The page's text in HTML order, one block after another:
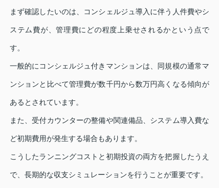
まず確認したいのは、コンシェルジュ導入に伴う人件費やシ
ステム費が、管理費にどの程度上乗せされるかという点で
す。
一般的にコンシェルジュ付きマンションは、同規模の通常マ
ンションと比べて管理費が数千円から数万円高くなる傾向が
あるとされています。
また、受付カウンターの整備や関連備品、システム導入費な
ど初期費用が発生する場合もあります。
こうしたランニングコストと初期投資の両方を把握したうえ
で、長期的な収支シミュレーションを行うことが重要です。